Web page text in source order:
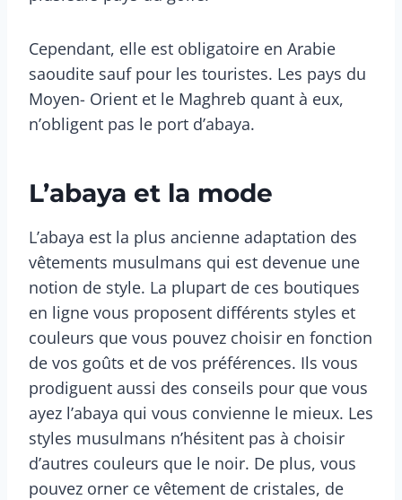
Cependant, elle est obligatoire en Arabie
saoudite sauf pour les touristes. Les pays du
Moyen- Orient et le Maghreb quant à eux,
n’obligent pas le port d’abaya.
L’abaya et la mode
L’abaya est la plus ancienne adaptation des
vêtements musulmans qui est devenue une
notion de style. La plupart de ces boutiques
en ligne vous proposent différents styles et
couleurs que vous pouvez choisir en fonction
de vos goûts et de vos préférences. Ils vous
prodiguent aussi des conseils pour que vous
ayez l’abaya qui vous convienne le mieux. Les
styles musulmans n’hésitent pas à choisir
d’autres couleurs que le noir. De plus, vous
pouvez orner ce vêtement de cristales, de